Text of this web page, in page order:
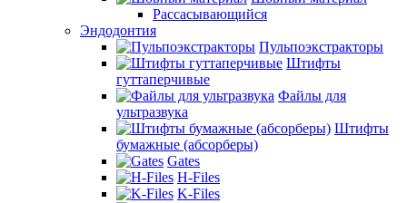
Рассасывающийся
Эндодонтия
Пульпоэкстракторы
Штифты
гуттаперчивые
Файлы для
ультразвука
Штифты
бумажные (абсорберы)
Gates
H-Files
K-Files